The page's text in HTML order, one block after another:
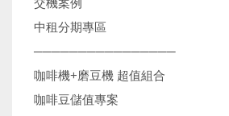
交機案例
中租分期專區
────────────────
咖啡機+磨豆機 超值組合
咖啡豆儲值專案